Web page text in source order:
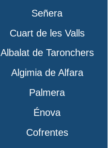
Señera
Cuart de les Valls
Albalat de Taronchers
Algimia de Alfara
Palmera
Énova
Cofrentes